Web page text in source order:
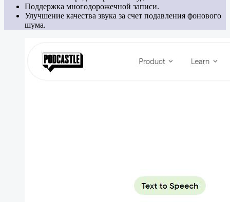
Поддержка многодорожечной записи.
Улучшение качества звука за счет подавления фонового
шума.